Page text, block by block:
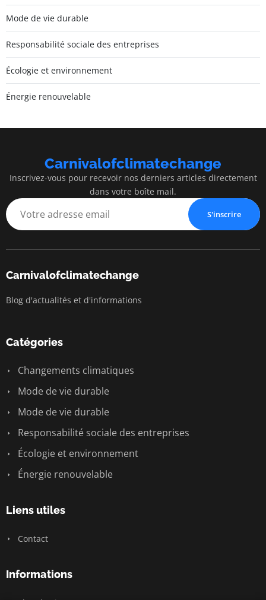
Mode de vie durable
Responsabilité sociale des entreprises
Écologie et environnement
Énergie renouvelable
Carnivalofclimatechange
Inscrivez-vous pour recevoir nos derniers articles directement
dans votre boîte mail.
S'inscrire
Carnivalofclimatechange
Blog d'actualités et d'informations
Catégories
Changements climatiques
Mode de vie durable
Mode de vie durable
Responsabilité sociale des entreprises
Écologie et environnement
Énergie renouvelable
Liens utiles
Contact
Informations